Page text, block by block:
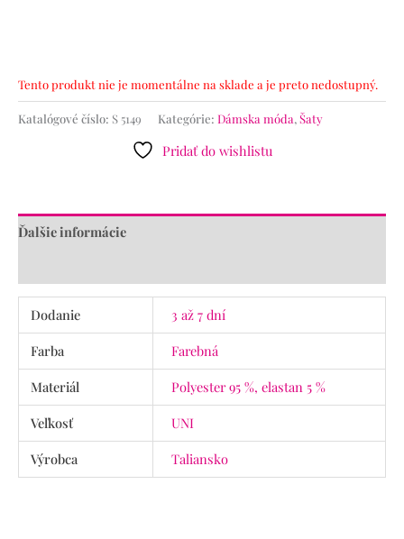
Tento produkt nie je momentálne na sklade a je preto nedostupný.
Katalógové číslo: S 5149 Kategórie: Dámska móda,Šaty
Pridať do wishlistu
Ďalšie informácie
Dodanie
3 až 7 dní
Farba
Farebná
Materiál
Polyester 95 %, elastan 5 %
Veľkosť
UNI
Výrobca
Taliansko